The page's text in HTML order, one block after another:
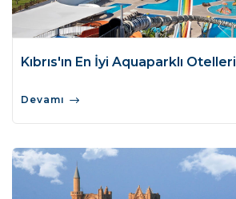
Kıbrıs'ın En İyi Aquaparklı Otelleri
Devamı